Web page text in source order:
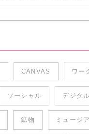
CANVAS ワー
ソーシャル デジタ
鉱物 ミュージ